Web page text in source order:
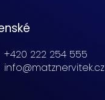
+420 222 254 555
info@matznervitek.cz